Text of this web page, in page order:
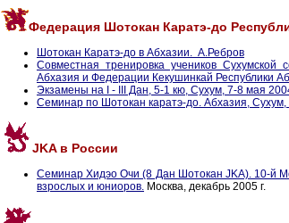
Федерация Шотокан Каратэ-до
Шотокан Каратэ-до в Абхазии. А.Ребров
Cовместная тренировка учеников
Абхазия и Федерации Кекушинкай Республики
Экзамены на I - III Дан, 5-1 кю, Сухум, 7-8 мая
Семинар по Шотокан каратэ-до. Абхазия, Сухум,
JKA в России
Семинар Хидэо Очи (8 Дан Шотокан JKA). 10-й
взрослых и юниоров. Москва, декабрь 2005 г.